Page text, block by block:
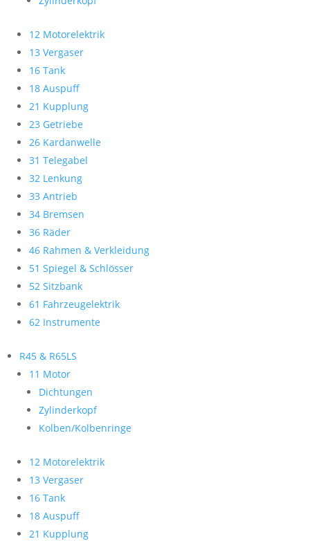
12 Motorelektrik
13 Vergaser
16 Tank
18 Auspuff
21 Kupplung
23 Getriebe
26 Kardanwelle
31 Telegabel
32 Lenkung
33 Antrieb
34 Bremsen
36 Räder
46 Rahmen & Verkleidung
51 Spiegel & Schlösser
52 Sitzbank
61 Fahrzeugelektrik
62 Instrumente
R45 & R65LS
11 Motor
Dichtungen
Zylinderkopf
Kolben/Kolbenringe
12 Motorelektrik
13 Vergaser
16 Tank
18 Auspuff
21 Kupplung